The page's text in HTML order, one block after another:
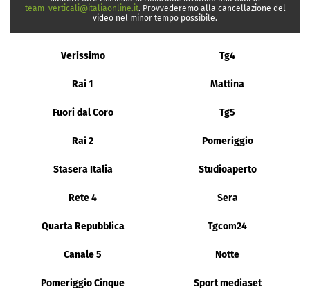
team_verticali@italiaonline.it. Provvederemo alla cancellazione del
video nel minor tempo possibile.
Verissimo Tg4
Rai 1 Mattina
Fuori dal Coro Tg5
Rai 2 Pomeriggio
Stasera Italia Studioaperto
Rete 4 Sera
Quarta Repubblica Tgcom24
Canale 5 Notte
Pomeriggio Cinque Sport mediaset